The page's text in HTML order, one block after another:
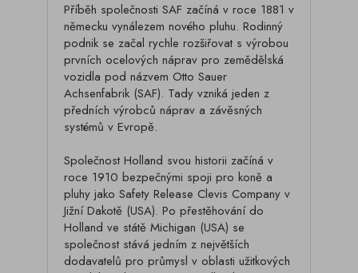
Příběh společnosti SAF začíná v roce 1881 v
německu vynálezem nového pluhu. Rodinný
podnik se začal rychle rozšiřovat s výrobou
prvních ocelových náprav pro zemědělská
vozidla pod názvem Otto Sauer
Achsenfabrik (SAF). Tady vzniká jeden z
předních výrobců náprav a závěsných
systémů v Evropě.
Společnost Holland svou historii začíná v
roce 1910 bezpečnými spoji pro koně a
pluhy jako Safety Release Clevis Company v
Jižní Dakotě (USA). Po přestěhování do
Holland ve státě Michigan (USA) se
společnost stává jedním z největších
dodavatelů pro průmysl v oblasti užitkových